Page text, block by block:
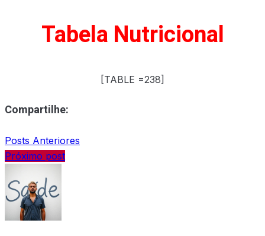
Tabela Nutricional
[TABLE =238]
Compartilhe:
Posts Anteriores
Próximo post